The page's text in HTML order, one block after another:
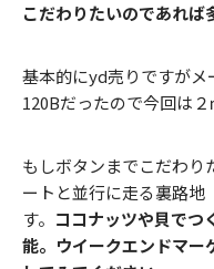
こだわりたいのであれば
基本的にyd売りですが
120Bだったので今回は２
もしボタンまでこだわり
ートと並行に走る裏路地
す。 ココナッツや貝でつ
能。ウイークエンドマー